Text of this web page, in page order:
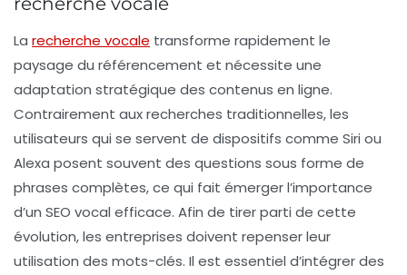
La recherche vocale transforme rapidement le
paysage du référencement et nécessite une
adaptation stratégique des contenus en ligne.
Contrairement aux recherches traditionnelles, les
utilisateurs qui se servent de dispositifs comme Siri ou
Alexa posent souvent des questions sous forme de
phrases complètes, ce qui fait émerger l’importance
d’un SEO vocal efficace. Afin de tirer parti de cette
évolution, les entreprises doivent repenser leur
utilisation des mots-clés. Il est essentiel d’intégrer des